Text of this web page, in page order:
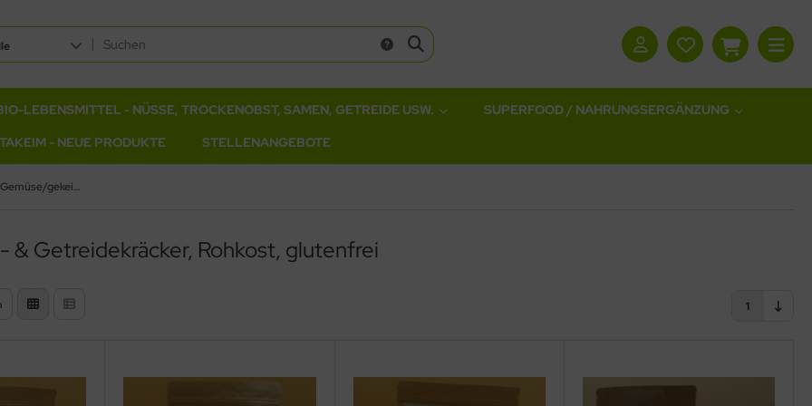
LEBENSMITTEL - NÜSSE, TROCKENOBST, SAMEN, GETREIDE USW.
SUPERFOOD / NAHRUNGSERGÄNZUNG
- NEUE PRODUKTE STELLENANGEBOTE
Kräcker mit Gemüse/gekeimten Samen in Bio und Rohkost
& Getreidekräcker, Rohkost, glutenfrei
1